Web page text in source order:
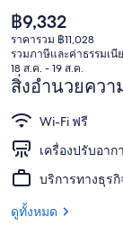
ด
โฮ
เทล
แอนด์
รีสอร์ท
ราคา
ปัจจุบัน
฿9,332
฿9,332
ราคารวม ฿11,028
รวมภาษีและค่าธรรมเนี
18 ส.ค. - 19 ส.ค.
สิ่งอำนวยคว
Wi-Fi ฟรี
เครื่องปรับอาก
บริการทางธุรกิ
ดูทั้งหมด